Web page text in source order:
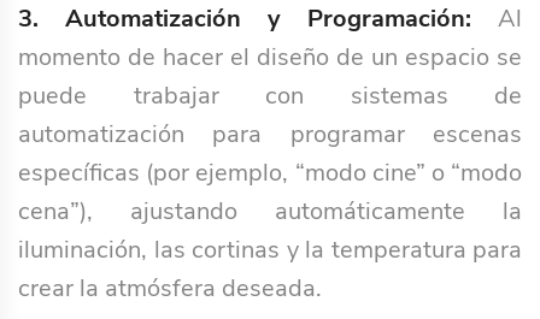
3. Automatización y Programación: Al
momento de hacer el diseño de un espacio se
puede trabajar con sistemas de
automatización para programar escenas
específicas (por ejemplo, “modo cine” o “modo
cena”), ajustando automáticamente la
iluminación, las cortinas y la temperatura para
crear la atmósfera deseada.